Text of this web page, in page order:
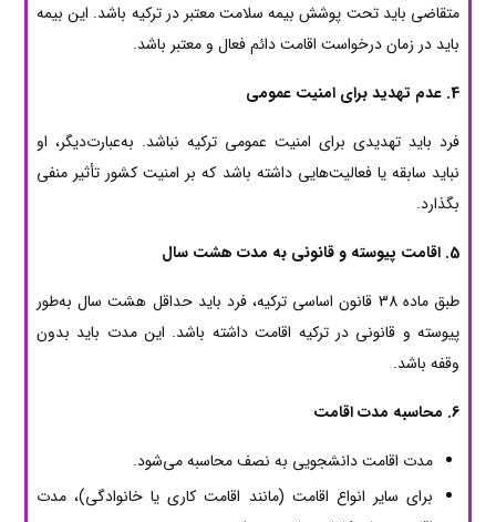
متقاضی باید تحت پوشش بیمه سلامت معتبر در ترکیه باشد. این بیمه
باید در زمان درخواست اقامت دائم فعال و معتبر باشد.
4. عدم تهدید برای امنیت عمومی
فرد باید تهدیدی برای امنیت عمومی ترکیه نباشد. به‌عبارت‌دیگر، او
نباید سابقه یا فعالیت‌هایی داشته باشد که بر امنیت کشور تأثیر منفی
بگذارد.
5. اقامت پیوسته و قانونی به مدت هشت سال
طبق ماده 38 قانون اساسی ترکیه، فرد باید حداقل هشت سال به‌طور
پیوسته و قانونی در ترکیه اقامت داشته باشد. این مدت باید بدون
وقفه باشد.
6. محاسبه مدت اقامت
مدت اقامت دانشجویی به نصف محاسبه می‌شود.
برای سایر انواع اقامت (مانند اقامت کاری یا خانوادگی)، مدت